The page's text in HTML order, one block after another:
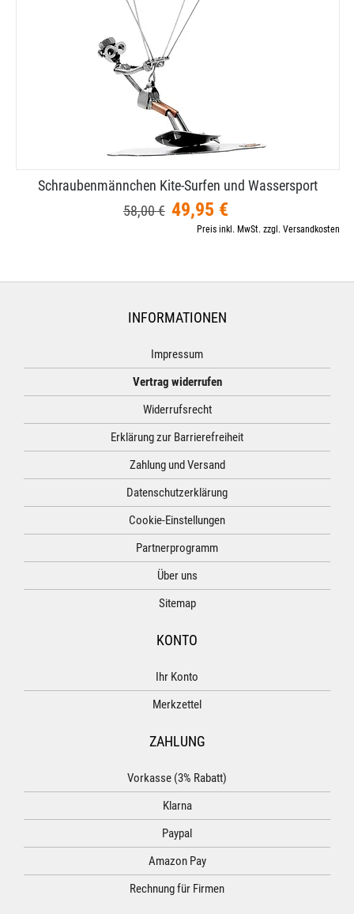
Schraubenmännchen Kite-​Surfen und Wassersport
58,00 € 49,95 €
Preis inkl. MwSt. zzgl. Versandkosten
INFORMATIONEN
Impressum
Vertrag widerrufen
Widerrufsrecht
Erklärung zur Barrierefreiheit
Zahlung und Versand
Datenschutzerklärung
Cookie-Einstellungen
Partnerprogramm
Über uns
Sitemap
KONTO
Ihr Konto
Merkzettel
ZAHLUNG
Vorkasse (3% Rabatt)
Klarna
Paypal
Amazon Pay
Rechnung für Firmen